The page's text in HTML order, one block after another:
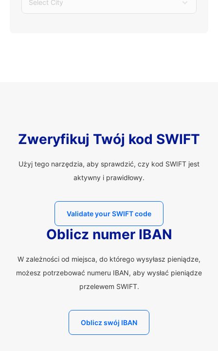
Select City
Zweryfikuj Twój kod SWIFT
Użyj tego narzędzia, aby sprawdzić, czy kod SWIFT jest
aktywny i prawidłowy.
Validate your SWIFT code
Oblicz numer IBAN
W zależności od miejsca, do którego wysyłasz pieniądze,
możesz potrzebować numeru IBAN, aby wysłać pieniądze
przelewem SWIFT.
Oblicz swój IBAN